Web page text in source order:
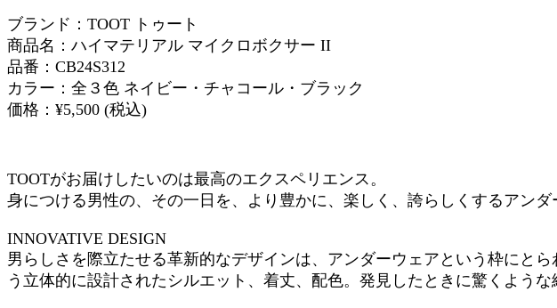
ブランド：TOOT トゥート
商品名：ハイマテリアル マイクロボクサー II
品番：CB24S312
カラー：全３色 ネイビー・チャコール・ブラック
価格：¥5,500 (税込)
TOOTがお届けしたいのは最高のエクスペリエンス。
身につける男性の、その一日を、より豊かに、楽しく、誇らしくするアン
INNOVATIVE DESIGN
男らしさを際立たせる革新的なデザインは、アンダーウェアという枠にと
う立体的に設計されたシルエット、着丈、配色。発見したときに驚くよう